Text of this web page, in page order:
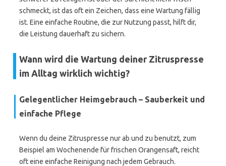
schmeckt, ist das oft ein Zeichen, dass eine Wartung fällig
ist. Eine einfache Routine, die zur Nutzung passt, hilft dir,
die Leistung dauerhaft zu sichern.
Wann wird die Wartung deiner Zitruspresse
im Alltag wirklich wichtig?
Gelegentlicher Heimgebrauch – Sauberkeit und
einfache Pflege
Wenn du deine Zitruspresse nur ab und zu benutzt, zum
Beispiel am Wochenende für frischen Orangensaft, reicht
oft eine einfache Reinigung nach jedem Gebrauch.